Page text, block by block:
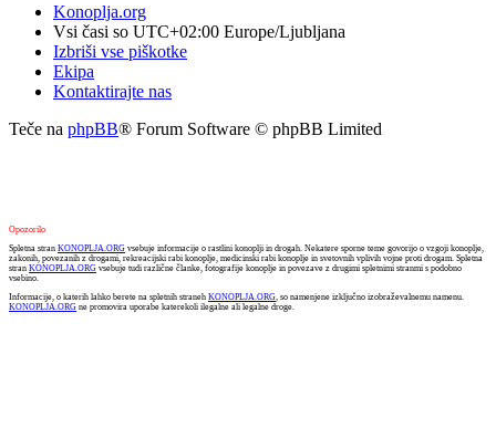
Konoplja.org
Vsi časi so UTC+02:00 Europe/Ljubljana
Izbriši vse piškotke
Ekipa
Kontaktirajte nas
Teče na phpBB® Forum Software © phpBB Limited
Opozorilo
Spletna stran KONOPLJA.ORG vsebuje informacije o rastlini konoplji in drogah. Nekatere sporne teme govorijo o vzgoji konoplje,
zakonih, povezanih z drogami, rekreacijski rabi konoplje, medicinski rabi konoplje in svetovnih vplivih vojne proti drogam. Spletna
stran KONOPLJA.ORG vsebuje tudi različne članke, fotografije konoplje in povezave z drugimi spletnimi stranmi s podobno
vsebino.
Informacije, o katerih lahko berete na spletnih straneh KONOPLJA.ORG, so namenjene izključno izobraževalnemu namenu.
KONOPLJA.ORG ne promovira uporabe katerekoli ilegalne ali legalne droge.